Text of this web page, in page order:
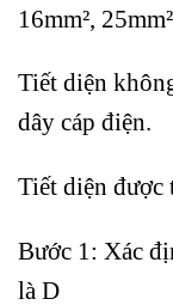
16mm²,
Tiết diện
dây cáp điện.
Tiết diện được
Bước 1: Xác
là D